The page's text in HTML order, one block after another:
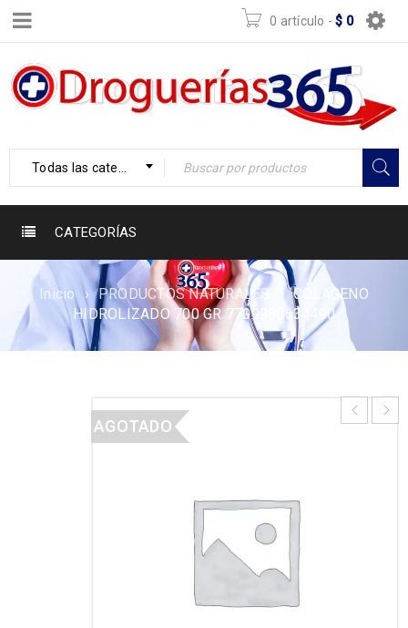
0 artículo - $ 0
Todas las categorías
CATEGORÍAS
Inicio › PRODUCTOS NATURALES
COLAGENO
HIDROLIZADO 700 GR 7709988634490
AGOTADO